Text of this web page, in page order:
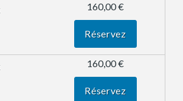
160,00 €
Réservez
160,00 €
Réservez